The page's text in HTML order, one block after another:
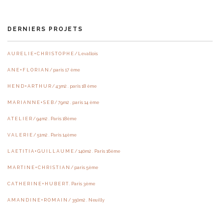
DERNIERS PROJETS
A U R E L I E + C H R I S T O P H E / Levallois
A N E + F L O R I A N / paris 17 ème
H E N D + A R T H U R / 43m2 . paris 18 ème
M A R I A N N E + S E B / 79m2 . paris 14 ème
A T E L I E R / 94m2 . Paris 18ème
V A L E R I E / 51m2 . Paris 14ème
L A E T I T I A + G U I L L A U M E / 140m2 . Paris 16ème
M A R T I N E + C H R I S T I A N / paris 5ème
C A T H E R I N E + H U B E R T . Paris 3ème
A M A N D I N E + R O M A I N / 350m2 . Neuilly